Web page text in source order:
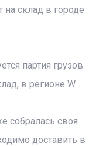
на склад в городе
партия грузов.
в регионе W.
собралась своя
доставить в